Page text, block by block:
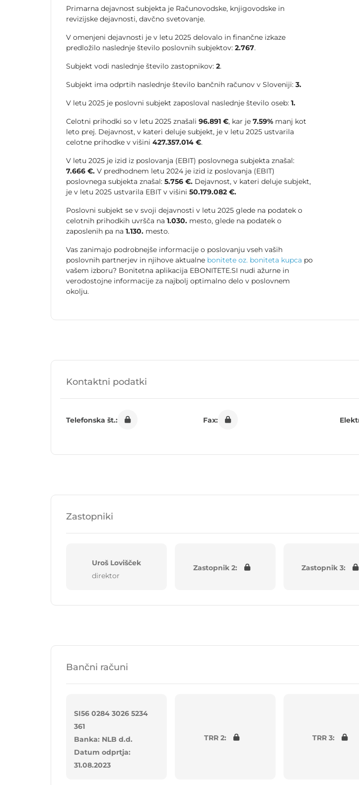
Primarna dejavnost subjekta je Računovodske, knjigovodske in
revizijske dejavnosti, davčno svetovanje.
V omenjeni dejavnosti je v letu 2025 delovalo in finančne izkaze
predložilo naslednje število poslovnih subjektov: 2.767.
Subjekt vodi naslednje število zastopnikov: 2.
Subjekt ima odprtih naslednje število bančnih računov v Sloveniji: 3.
V letu 2025 je poslovni subjekt zaposloval naslednje število oseb: 1.
Celotni prihodki so v letu 2025 znašali 96.891 €, kar je 7.59% manj kot
leto prej. Dejavnost, v kateri deluje subjekt, je v letu 2025 ustvarila
celotne prihodke v višini 427.357.014 €.
V letu 2025 je izid iz poslovanja (EBIT) poslovnega subjekta znašal:
7.666 €. V predhodnem letu 2024 je izid iz poslovanja (EBIT)
poslovnega subjekta znašal: 5.756 €. Dejavnost, v kateri deluje subjekt,
je v letu 2025 ustvarila EBIT v višini 50.179.082 €.
Poslovni subjekt se v svoji dejavnosti v letu 2025 glede na podatek o
celotnih prihodkih uvršča na 1.030. mesto, glede na podatek o
zaposlenih pa na 1.130. mesto.
Vas zanimajo podrobnejše informacije o poslovanju vseh vaših
poslovnih partnerjev in njihove aktualne bonitete oz. boniteta kupca po
vašem izboru? Bonitetna aplikacija EBONITETE.SI nudi ažurne in
verodostojne informacije za najbolj optimalno delo v poslovnem
okolju.
Kontaktni podatki
Telefonska št.: Fax:
Zastopniki
Uroš Lovišček
direktor
Zastopnik 2: Zastopnik 3:
Bančni računi
SI56 0284 3026 5234
361
Banka: NLB d.d.
Datum odprtja:
31.08.2023
TRR 2: TRR 3: